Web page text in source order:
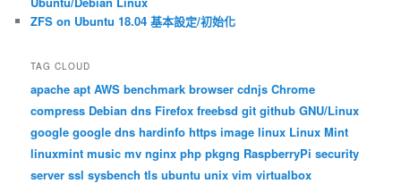
ZFS on Ubuntu 18.04 基本設定/初始化
TAG CLOUD
apache apt AWS benchmark browser cdnjs Chrome
compress Debian dns Firefox freebsd git github GNU/Linux
google google dns hardinfo https image linux Linux Mint
linuxmint music mv nginx php pkgng RaspberryPi security
server ssl sysbench tls ubuntu unix vim virtualbox